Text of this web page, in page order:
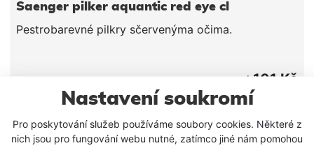
Nastavení soukromí
Pro poskytování služeb používáme soubory cookies. Některé z
nich jsou pro fungování webu nutné, zatímco jiné nám pomohou
Saenger pilker aquantic red eye cl
Pestrobarevné pilkry sčervenýma očima.
od 101 Kč
DETAIL PRODUKTU